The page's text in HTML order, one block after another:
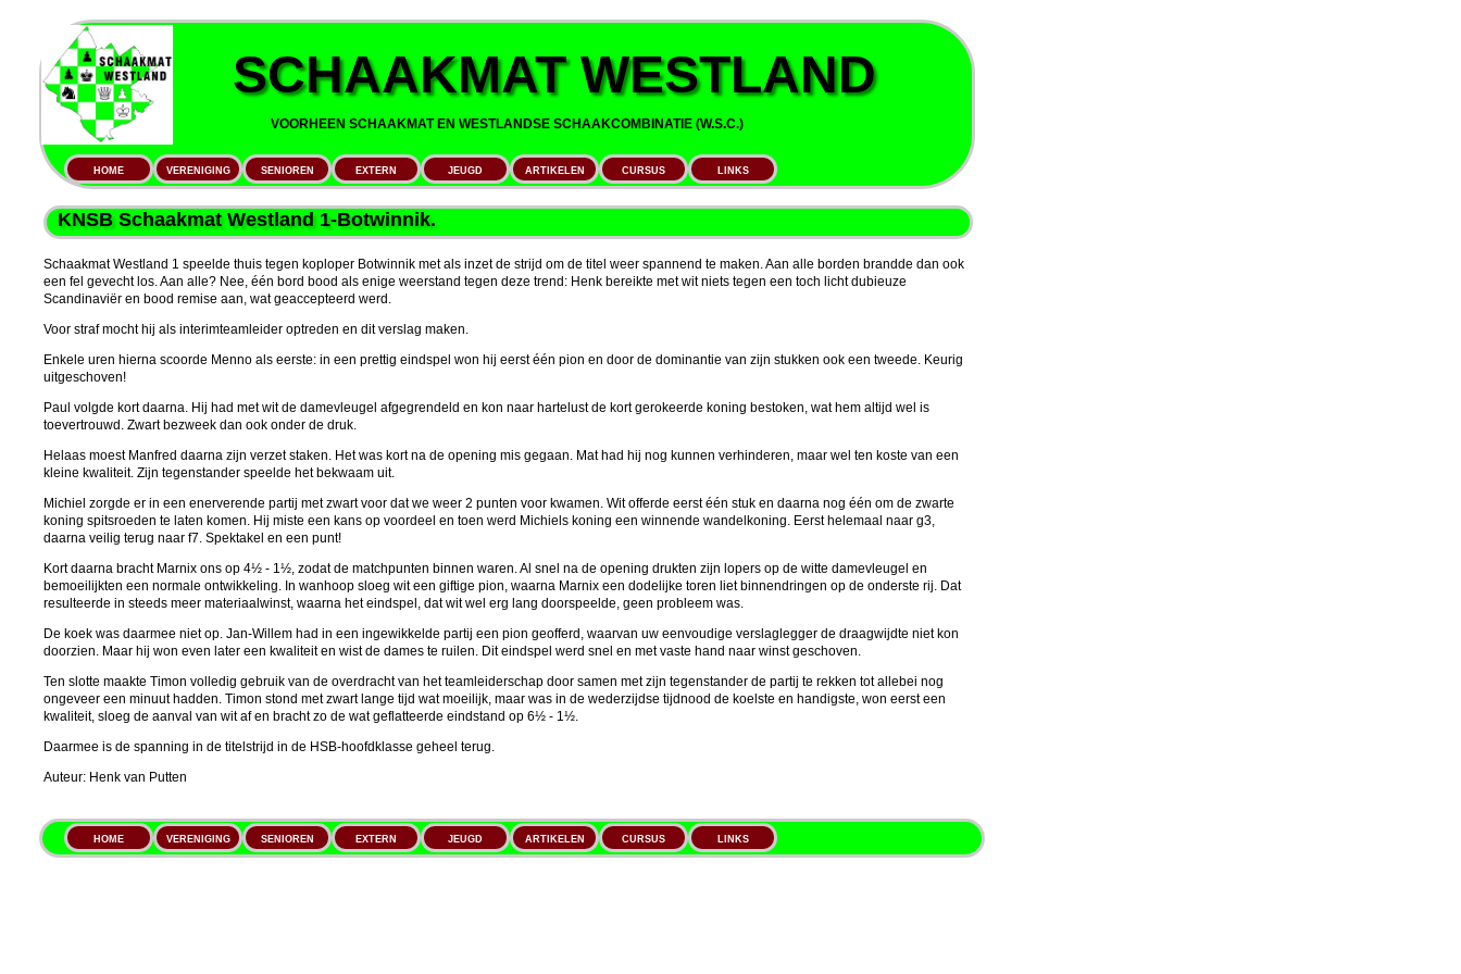
SCHAAKMAT WESTLAND
VOORHEEN SCHAAKMAT EN WESTLANDSE SCHAAKCOMBINATIE (W.S.C.)
HOME VERENIGING SENIOREN EXTERN JEUGD ARTIKELEN CURSUS LINKS
KNSB Schaakmat Westland 1-Botwinnik.
Schaakmat Westland 1 speelde thuis tegen koploper Botwinnik met als inzet de strijd om de titel weer spannend te maken. Aan alle borden brandde dan ook
een fel gevecht los. Aan alle? Nee, één bord bood als enige weerstand tegen deze trend: Henk bereikte met wit niets tegen een toch licht dubieuze
Scandinaviër en bood remise aan, wat geaccepteerd werd.
Voor straf mocht hij als interimteamleider optreden en dit verslag maken.
Enkele uren hierna scoorde Menno als eerste: in een prettig eindspel won hij eerst één pion en door de dominantie van zijn stukken ook een tweede. Keurig
uitgeschoven!
Paul volgde kort daarna. Hij had met wit de damevleugel afgegrendeld en kon naar hartelust de kort gerokeerde koning bestoken, wat hem altijd wel is
toevertrouwd. Zwart bezweek dan ook onder de druk.
Helaas moest Manfred daarna zijn verzet staken. Het was kort na de opening mis gegaan. Mat had hij nog kunnen verhinderen, maar wel ten koste van een
kleine kwaliteit. Zijn tegenstander speelde het bekwaam uit.
Michiel zorgde er in een enerverende partij met zwart voor dat we weer 2 punten voor kwamen. Wit offerde eerst één stuk en daarna nog één om de zwarte
koning spitsroeden te laten komen. Hij miste een kans op voordeel en toen werd Michiels koning een winnende wandelkoning. Eerst helemaal naar g3,
daarna veilig terug naar f7. Spektakel en een punt!
Kort daarna bracht Marnix ons op 4½ - 1½, zodat de matchpunten binnen waren. Al snel na de opening drukten zijn lopers op de witte damevleugel en
bemoeilijkten een normale ontwikkeling. In wanhoop sloeg wit een giftige pion, waarna Marnix een dodelijke toren liet binnendringen op de onderste rij. Dat
resulteerde in steeds meer materiaalwinst, waarna het eindspel, dat wit wel erg lang doorspeelde, geen probleem was.
De koek was daarmee niet op. Jan-Willem had in een ingewikkelde partij een pion geofferd, waarvan uw eenvoudige verslaglegger de draagwijdte niet kon
doorzien. Maar hij won even later een kwaliteit en wist de dames te ruilen. Dit eindspel werd snel en met vaste hand naar winst geschoven.
Ten slotte maakte Timon volledig gebruik van de overdracht van het teamleiderschap door samen met zijn tegenstander de partij te rekken tot allebei nog
ongeveer een minuut hadden. Timon stond met zwart lange tijd wat moeilijk, maar was in de wederzijdse tijdnood de koelste en handigste, won eerst een
kwaliteit, sloeg de aanval van wit af en bracht zo de wat geflatteerde eindstand op 6½ - 1½.
Daarmee is de spanning in de titelstrijd in de HSB-hoofdklasse geheel terug.
Auteur: Henk van Putten
HOME VERENIGING SENIOREN EXTERN JEUGD ARTIKELEN CURSUS LINKS